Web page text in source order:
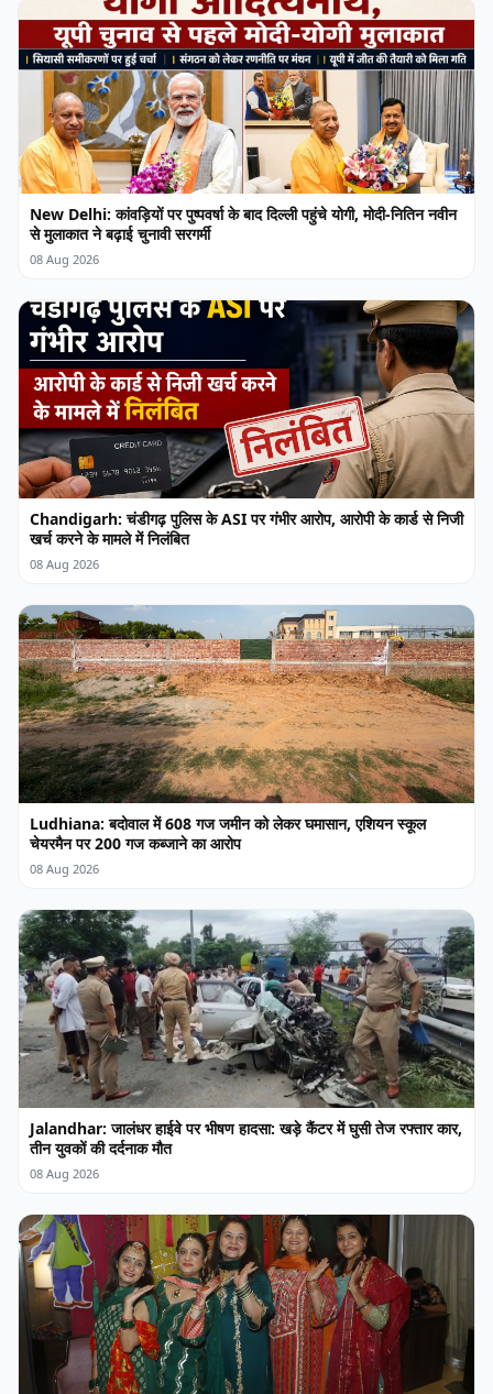
New Delhi: कांवड़ियों पर पुष्पवर्षा के बाद दिल्ली पहुंचे योगी, मोदी-नितिन नवीन
से मुलाकात ने बढ़ाई चुनावी सरगर्मी
08 Aug 2026
Chandigarh: चंडीगढ़ पुलिस के ASI पर गंभीर आरोप, आरोपी के कार्ड से निजी
खर्च करने के मामले में निलंबित
08 Aug 2026
Ludhiana: बदोवाल में 608 गज जमीन को लेकर घमासान, एशियन स्कूल
चेयरमैन पर 200 गज कब्जाने का आरोप
08 Aug 2026
Jalandhar: जालंधर हाईवे पर भीषण हादसा: खड़े कैंटर में घुसी तेज रफ्तार कार,
तीन युवकों की दर्दनाक मौत
08 Aug 2026